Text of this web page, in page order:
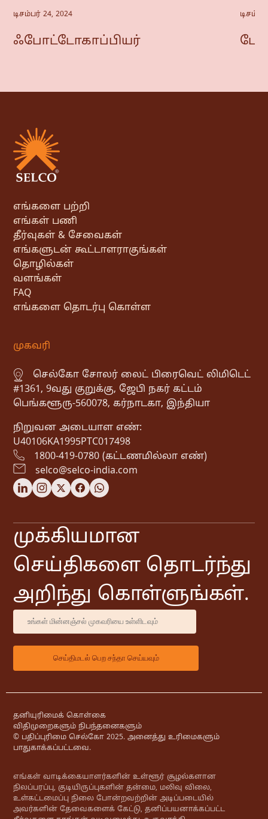
டிசம்பர் 24, 2024
ஃபோட்டோகாப்பியர்
எங்களை பற்றி
எங்கள் பணி
தீர்வுகள் & சேவைகள்
எங்களுடன் கூட்டாளராகுங்கள்
தொழில்கள்
வளங்கள்
FAQ
எங்களை தொடர்பு கொள்ள
முகவரி
செல்கோ சோலர் லைட் பிரைவெட் லிமிடெட்
#1361, 9வது குறுக்கு, ஜேபி நகர் கட்டம்
பெங்களூரு-560078, கர்நாடகா, இந்தியா
நிறுவன அடையாள எண்:
U40106KA1995PTC017498
1800-419-0780 (கட்டணமில்லா எண்)
selco@selco-india.com
முக்கியமான
செய்திகளை தொடர்ந்து
அறிந்து கொள்ளுங்கள்.
தனியுரிமைக் கொள்கை
விதிமுறைகளும் நிபந்தனைகளும்
© பதிப்புரிமை செல்கோ 2025. அனைத்து உரிமைகளும்
பாதுகாக்கப்பட்டவை.
எங்கள் வாடிக்கையாளர்களின் உள்ளூர் சூழல்களான
நிலப்பரப்பு, குடியிருப்புகளின் தன்மை, மலிவு விலை,
உள்கட்டமைப்பு நிலை போன்றவற்றின் அடிப்படையில்
அவர்களின் தேவைகளைக் கேட்டு, தனிப்பயனாக்கப்பட்ட